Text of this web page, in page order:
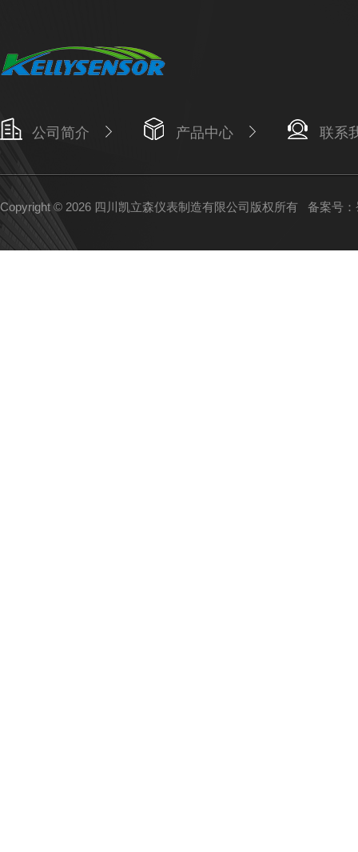
公司简介 产品中心 联系
Copyright © 2026 四川凯立森仪表制造有限公司版权所有 备案号：